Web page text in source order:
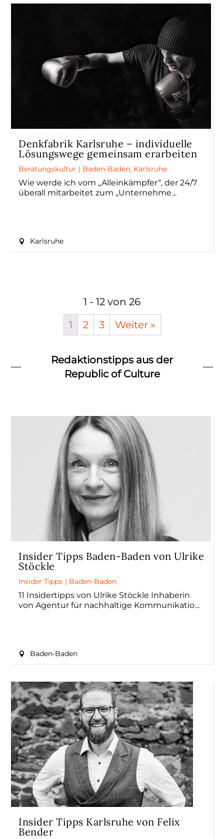
Denkfabrik Karlsruhe – individuelle
Lösungswege gemeinsam erarbeiten
Beratungskultur | Baden-Baden, Karlsruhe
Wie werde ich vom „Alleinkämpfer“, der 24/7
überall mitarbeitet zum „Unternehme
Karlsruhe
1 - 12 von 26
1
2 3 Weiter »
Redaktionstipps aus der
Republic of Culture
Insider Tipps Baden-Baden von Ulrike
Stöckle
Insider Tipps | Baden-Baden
11 Insidertipps von Ulrike Stöckle Inhaberin
von Agentur für nachhaltige Kommunikatio
Baden-Baden
Insider Tipps Karlsruhe von Felix
Bender